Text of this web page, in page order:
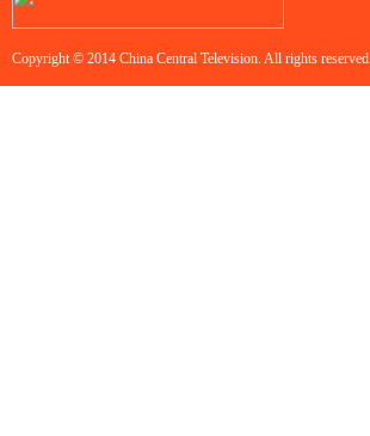
Copyright © 2014 China Central Television. All rights reserved.